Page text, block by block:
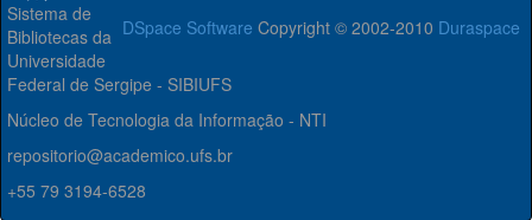
DSpace Software Copyright © 2002-2010 Duraspace
Sistema de
Bibliotecas da
Universidade
Federal de Sergipe - SIBIUFS
Núcleo de Tecnologia da Informação - NTI
repositorio@academico.ufs.br
+55 79 3194-6528